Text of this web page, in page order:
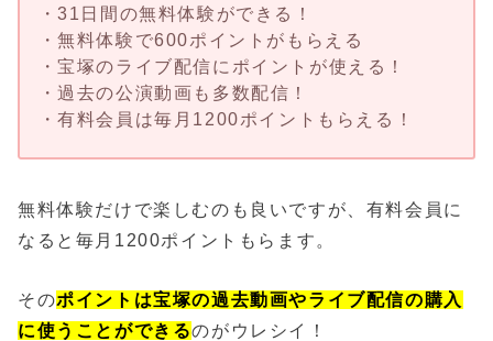
・31日間の無料体験ができる！
・無料体験で600ポイントがもらえる
・宝塚のライブ配信にポイントが使える！
・過去の公演動画も多数配信！
・有料会員は毎月1200ポイントもらえる！
無料体験だけで楽しむのも良いですが、有料会員に
なると毎月1200ポイントもらます。
そのポイントは宝塚の過去動画やライブ配信の購入
に使うことができるのがウレシイ！